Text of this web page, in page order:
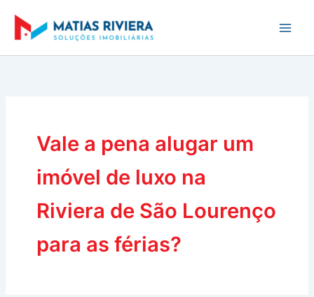
conteúdo
Vale a pena alugar um
imóvel de luxo na
Riviera de São Lourenço
para as férias?